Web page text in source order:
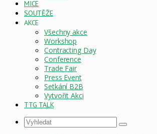
MICE
SOUTĚŽE
AKCE
Všechny akce
Workshop
Contracting Day
Conference
Trade Fair
Press Event
Setkání B2B
Vytvořit Akci
TTG TALK
Vyhledat